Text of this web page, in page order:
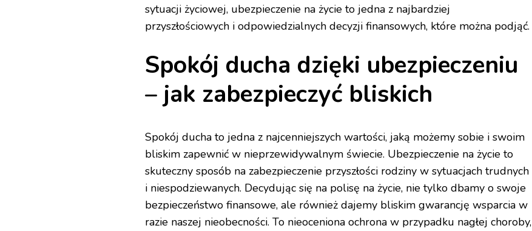
sytuacji życiowej, ubezpieczenie na życie to jedna z najbardziej
przyszłościowych i odpowiedzialnych decyzji finansowych, które można podjąć.
Spokój ducha dzięki ubezpieczeniu
– jak zabezpieczyć bliskich
Spokój ducha to jedna z najcenniejszych wartości, jaką możemy sobie i swoim
bliskim zapewnić w nieprzewidywalnym świecie. Ubezpieczenie na życie to
skuteczny sposób na zabezpieczenie przyszłości rodziny w sytuacjach trudnych
i niespodziewanych. Decydując się na polisę na życie, nie tylko dbamy o swoje
bezpieczeństwo finansowe, ale również dajemy bliskim gwarancję wsparcia w
razie naszej nieobecności. To nieoceniona ochrona w przypadku nagłej choroby,